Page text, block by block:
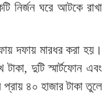
নির্জন ঘরে আটকে রাখা
দফায় মারধর করা হয়।
দুটি স্মার্টফোন এবং
প্রায় ৪০ হাজার টাকা তুলে